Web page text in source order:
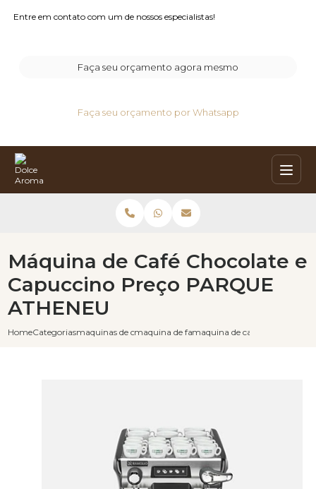
Entre em contato com um de nossos especialistas!
Faça seu orçamento agora mesmo
Faça seu orçamento por Whatsapp
HomeCategoriasmaquinas de cafe capuccinomaquina de fazer cafe capuccino
maquina de cafe chocolate e
Máquina de Café Chocolate e
Capuccino Preço PARQUE
ATHENEU